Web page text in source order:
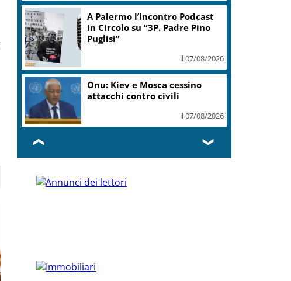
A Palermo l’incontro Podcast
in Circolo su “3P. Padre Pino
Puglisi”
il 07/08/2026
Onu: Kiev e Mosca cessino
attacchi contro civili
il 07/08/2026
❮ ❯